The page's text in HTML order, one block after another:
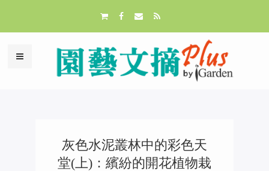
灰色水泥叢林中的彩色天
堂(上)：繽紛的開花植物栽